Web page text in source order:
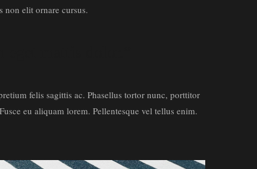
non elit ornare cursus.
felis sagittis ac. Phasellus tortor nunc, porttitor
eu aliquam lorem. Pellentesque vel tellus enim.